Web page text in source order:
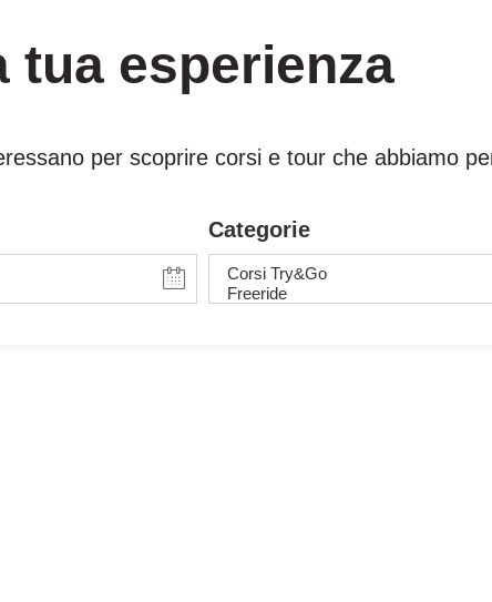
tua esperienza
per scoprire corsi e tour che abbiamo
Categorie